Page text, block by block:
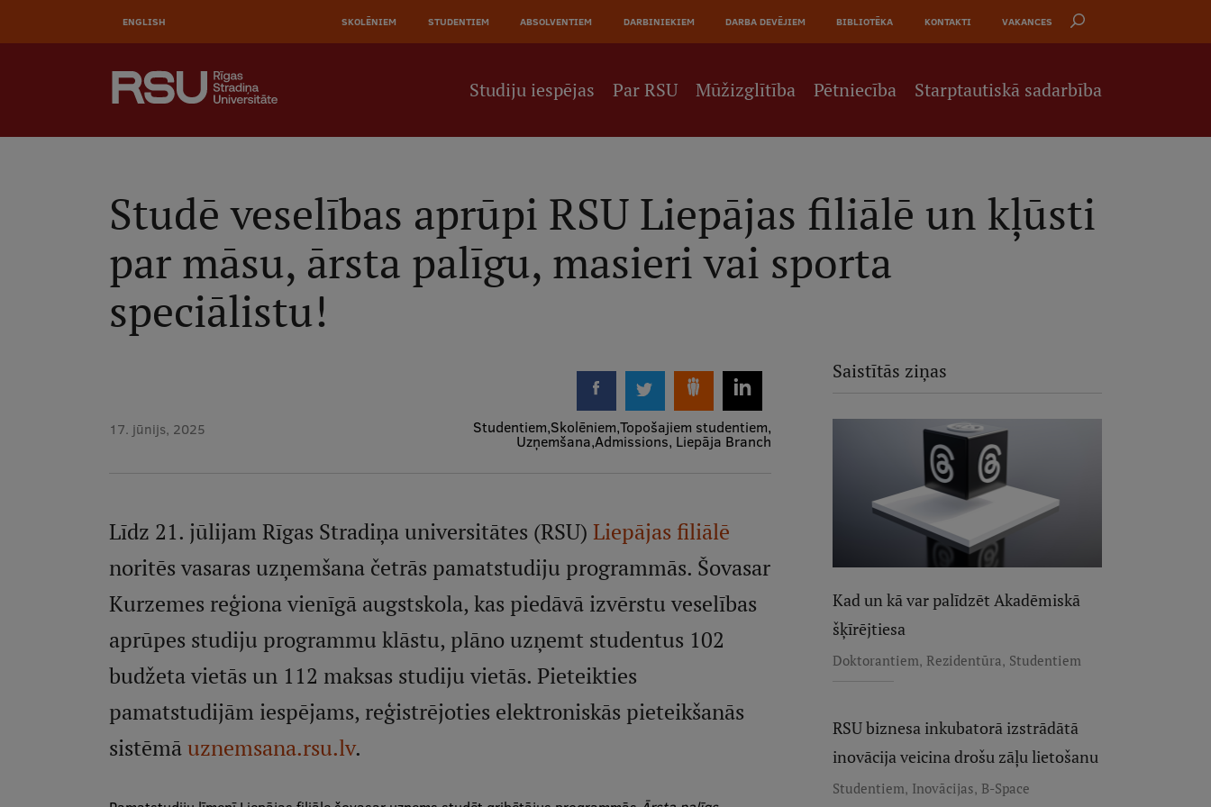
ENGLISH AUGŠĒJĀ
IZVĒLNE
SKOLĒNIEM STUDENTIEM ABSOLVENTIEM DARBINIEKIEM DARBA DEVĒJIEM BIBLIOTĒKA KONTAKTI VAKANCES
Studiju iespējas Par RSU Mūžizglītība Pētniecība Starptautiskā sadarbība
Studē veselības aprūpi RSU Liepājas filiālē un kļūsti
par māsu, ārsta palīgu, masieri vai sporta
speciālistu!
17. jūnijs, 2025 Studentiem Skolēniem Topošajiem studentiem
Uzņemšana Admissions, Liepāja Branch
Līdz 21. jūlijam Rīgas Stradiņa universitātes (RSU) Liepājas filiālē
noritēs vasaras uzņemšana četrās pamatstudiju programmās. Šovasar
Kurzemes reģiona vienīgā augstskola, kas piedāvā izvērstu veselības
aprūpes studiju programmu klāstu, plāno uzņemt studentus 102
budžeta vietās un 112 maksas studiju vietās. Pieteikties
pamatstudijām iespējams, reģistrējoties elektroniskās pieteikšanās
sistēmāuznemsana.rsu.lv.
Saistītās ziņas
Kad un kā var palīdzēt Akadēmiskā
šķīrējtiesa
Doktorantiem, Rezidentūra, Studentiem
RSU biznesa inkubatorā izstrādātā
inovācija veicina drošu zāļu lietošanu
Studentiem, Inovācijas, B-Space